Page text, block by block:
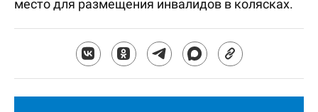
место для размещения инвалидов в колясках.